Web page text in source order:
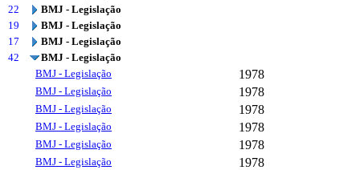
22
BMJ - Legislação
19
BMJ - Legislação
17
BMJ - Legislação
42
BMJ - Legislação
BMJ - Legislação
1978
BMJ - Legislação 1978
BMJ - Legislação 1978
BMJ - Legislação 1978
BMJ - Legislação 1978
BMJ - Legislação 1978